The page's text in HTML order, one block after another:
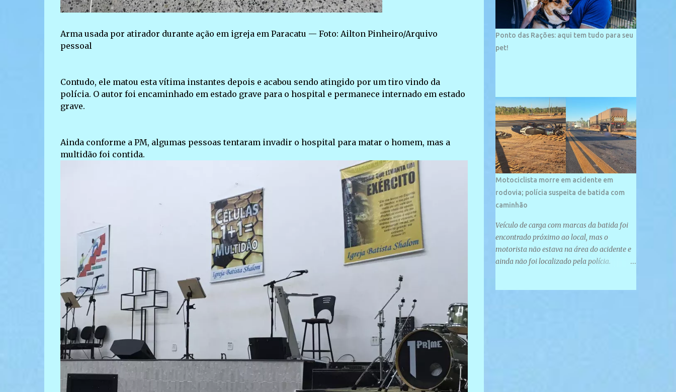
Arma usada por atirador durante ação em igreja em Paracatu — Foto: Ailton Pinheiro/Arquivo
pessoal
Contudo, ele matou esta vítima instantes depois e acabou sendo atingido por um tiro vindo da
polícia. O autor foi encaminhado em estado grave para o hospital e permanece internado em estado
grave.
Ainda conforme a PM, algumas pessoas tentaram invadir o hospital para matar o homem, mas a
multidão foi contida.
maior empreendimento fixado nessa área é
o SESC Praia, inaugurado em 12 de julho de
1996. Com arquitetura moderna,...
Ponto das Rações: aqui tem tudo para seu
pet!
Motociclista morre em acidente em
rodovia; polícia suspeita de batida com
caminhão
Veículo de carga com marcas da batida foi
encontrado próximo ao local, mas o
motorista não estava na área do acidente e
ainda não foi localizado pela polícia.